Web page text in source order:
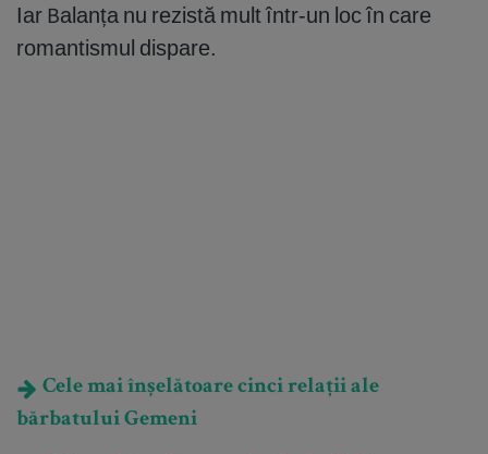
Iar Balanța nu rezistă mult într-un loc în care
romantismul dispare.
Cele mai înșelătoare cinci relații ale
bărbatului Gemeni